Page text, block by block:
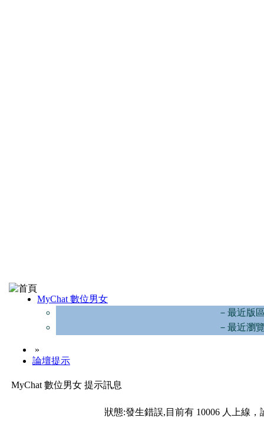
MyChat 數位男女
－最近版
－最近瀏
»
論壇提示
MyChat 數位男女 提示訊息
狀態:發生錯誤,目前有 10006 人上線